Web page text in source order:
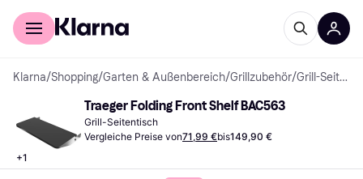
Für Shopper
Klarna/Shopping/Garten & Außenbereich/Grillzubehör/ Grill-Seitentische
+1
Traeger Folding Front Shelf BAC563
Grill-Seitentisch
Vergleiche Preise von71,99 €bis149,90 €